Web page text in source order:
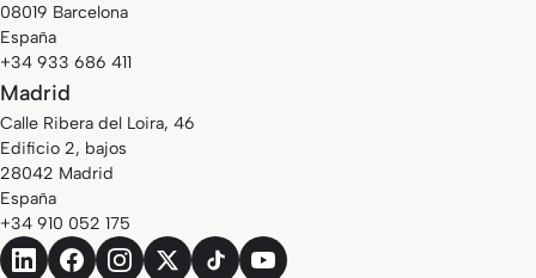
08019 Barcelona
España
+34 933 686 411
Madrid
Calle Ribera del Loira, 46
Edificio 2, bajos
28042 Madrid
España
+34 910 052 175